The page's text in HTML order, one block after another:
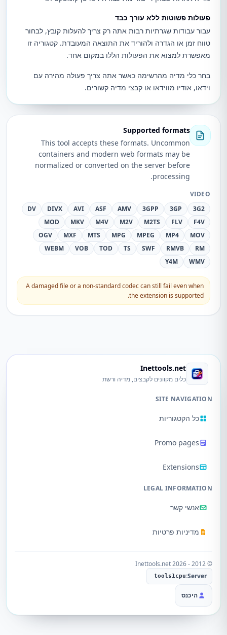
פעולות פשוטות ללא עורך כבד
עבור עבודות שגרתיות רבות אתה רק צריך להעלות קובץ, לבחור
טווח זמן או הגדרה ולהוריד את התוצאה המעובדת. קטגוריה זו
מאפשרת למצוא את הפעולות הללו במקום אחד.
בחר כלי מדיה מהרשימה כאשר אתה צריך פעולה מהירה עם
וידאו, אודיו מווידאו או קבצי מדיה קשורים.
Supported formats
This tool accepts these formats. Uncommon
containers and modern web formats may be
normalized or converted on the server before
processing.
VIDEO
3G2
3GP
3GPP
AMV
ASF
AVI
DIVX
DV
F4V
FLV
M2TS
M2V
M4V
MKV
MOD
MOV
MP4
MPEG
MPG
MTS
MXF
OGV
RM
RMVB
SWF
TS
TOD
VOB
WEBM
WMV
Y4M
A damaged file or a non-standard codec can still fail even when
the extension is supported.
Inettools.net
כלים מקוונים לקבצים, מדיה ורשת
SITE NAVIGATION
כל הקטגוריות
Promo pages
Extensions
LEGAL INFORMATION
אנשי קשר
מדיניות פרטיות
© 2012 - 2026 Inettools.net
Server:
tools1cpu
היכנס